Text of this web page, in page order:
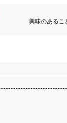
興味のあるこ